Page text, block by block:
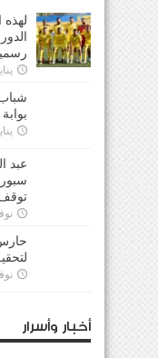
يناير 13,
يناير 26,
عبد
توقف
أخبار وأسرار